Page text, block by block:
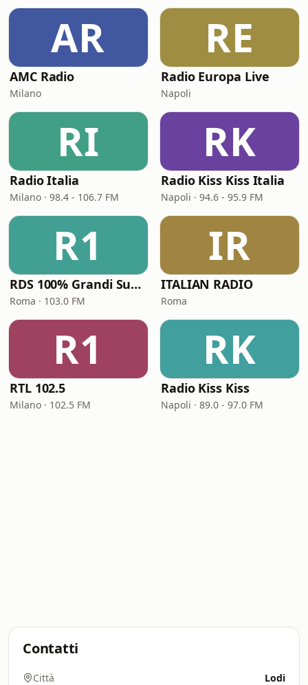
AR
AMC Radio
Milano
RE
Radio Europa Live
Napoli
RI
Radio Italia
Milano · 98.4 - 106.7 FM
RK
Radio Kiss Kiss Italia
Napoli · 94.6 - 95.9 FM
R1
RDS 100% Grandi Successi
Roma · 103.0 FM
IR
ITALIAN RADIO
Roma
R1
RTL 102.5
Milano · 102.5 FM
RK
Radio Kiss Kiss
Napoli · 89.0 - 97.0 FM
Contatti
Città Lodi